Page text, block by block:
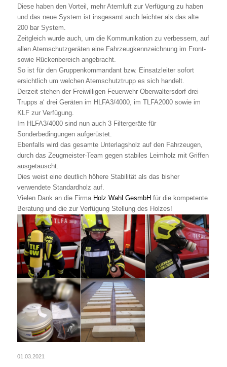
Diese haben den Vorteil, mehr Atemluft zur Verfügung zu haben
und das neue System ist insgesamt auch leichter als das alte
200 bar System.
Zeitgleich wurde auch, um die Kommunikation zu verbessern, auf
allen Atemschutzgeräten eine Fahrzeugkennzeichnung im Front-
sowie Rückenbereich angebracht.
So ist für den Gruppenkommandant bzw. Einsatzleiter sofort
ersichtlich um welchen Atemschutztrupp es sich handelt.
Derzeit stehen der Freiwilligen Feuerwehr Oberwaltersdorf drei
Trupps a‘ drei Geräten im HLFA3/4000, im TLFA2000 sowie im
KLF zur Verfügung.
Im HLFA3/4000 sind nun auch 3 Filtergeräte für
Sonderbedingungen aufgerüstet.
Ebenfalls wird das gesamte Unterlagsholz auf den Fahrzeugen,
durch das Zeugmeister-Team gegen stabiles Leimholz mit Griffen
ausgetauscht.
Dies weist eine deutlich höhere Stabilität als das bisher
verwendete Standardholz auf.
Vielen Dank an die Firma Holz Wahl GesmbHfür die kompetente
Beratung und die zur Verfügung Stellung des Holzes!
01.03.2021